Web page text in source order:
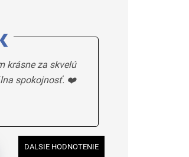
krásne za skvelú
spokojnosť. ❤️
DALSIE HODNOTENIE